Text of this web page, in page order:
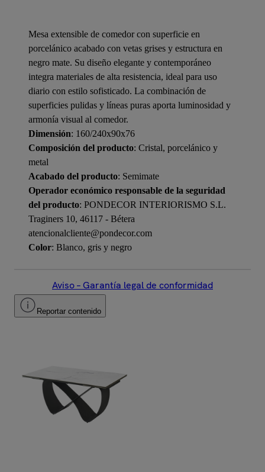
Mesa extensible de comedor con superficie en
porcelánico acabado con vetas grises y estructura en
negro mate. Su diseño elegante y contemporáneo
integra materiales de alta resistencia, ideal para uso
diario con estilo sofisticado. La combinación de
superficies pulidas y líneas puras aporta luminosidad y
armonía visual al comedor.
Dimensión: 160/240x90x76
Composición del producto: Cristal, porcelánico y
metal
Acabado del producto: Semimate
Operador económico responsable de la seguridad
del producto: PONDECOR INTERIORISMO S.L.
Traginers 10, 46117 - Bétera
atencionalcliente@pondecor.com
Color: Blanco, gris y negro
Aviso – Garantía legal de conformidad
Reportar contenido